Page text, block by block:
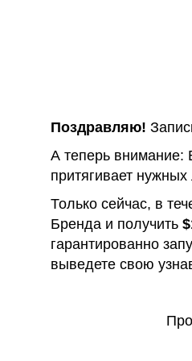
Поздравляю!
А теперь внимание:
притягивает
Только сейчас, в
Бренда и получить
гарантированно
выведете свою